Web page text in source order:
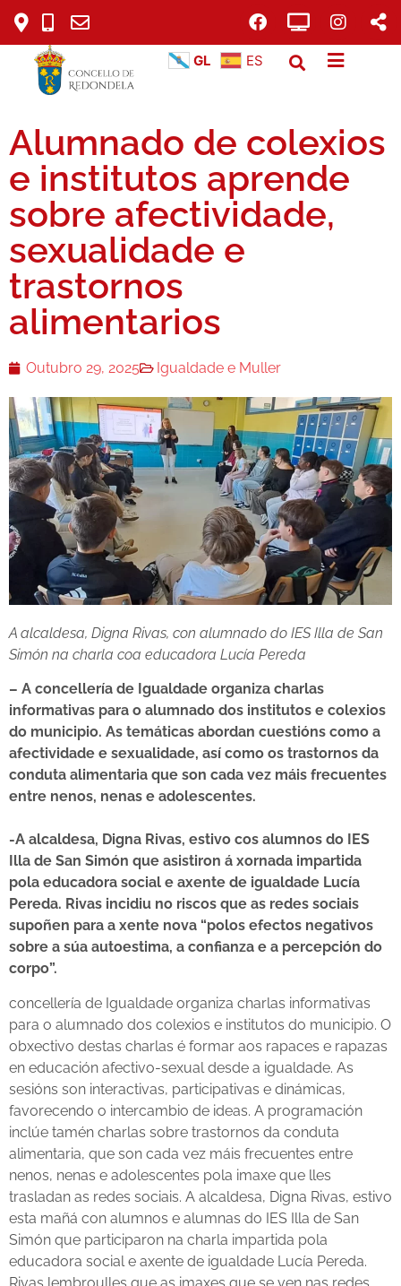
GL ES
Alumnado de colexios
e institutos aprende
sobre afectividade,
sexualidade e
trastornos
alimentarios
Outubro 29, 2025 Igualdade e Muller
A alcaldesa, Digna Rivas, con alumnado do IES Illa de San
Simón na charla coa educadora Lucía Pereda
– A concellería de Igualdade organiza charlas
informativas para o alumnado dos institutos e colexios
do municipio. As temáticas abordan cuestións como a
afectividade e sexualidade, así como os trastornos da
conduta alimentaria que son cada vez máis frecuentes
entre nenos, nenas e adolescentes.
-A alcaldesa, Digna Rivas, estivo cos alumnos do IES
Illa de San Simón que asistiron á xornada impartida
pola educadora social e axente de igualdade Lucía
Pereda. Rivas incidiu no riscos que as redes sociais
supoñen para a xente nova “polos efectos negativos
sobre a súa autoestima, a confianza e a percepción do
corpo”.
concellería de Igualdade organiza charlas informativas
para o alumnado dos colexios e institutos do municipio. O
obxectivo destas charlas é formar aos rapaces e rapazas
en educación afectivo-sexual desde a igualdade. As
sesións son interactivas, participativas e dinámicas,
favorecendo o intercambio de ideas. A programación
inclúe tamén charlas sobre trastornos da conduta
alimentaria, que son cada vez máis frecuentes entre
nenos, nenas e adolescentes pola imaxe que lles
trasladan as redes sociais. A alcaldesa, Digna Rivas, estivo
esta mañá con alumnos e alumnas do IES Illa de San
Simón que participaron na charla impartida pola
educadora social e axente de igualdade Lucía Pereda.
Rivas lembroulles que as imaxes que se ven nas redes